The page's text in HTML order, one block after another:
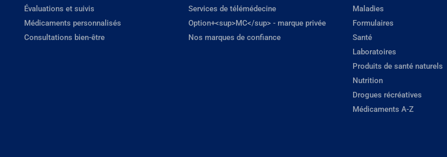
Évaluations et suivis
Médicaments personnalisés
Consultations bien-être
Services de télémédecine
Option+<sup>MC</sup> - marque privée
Nos marques de confiance
Maladies
Formulaires
Santé
Laboratoires
Produits de santé naturels
Nutrition
Drogues récréatives
Médicaments A-Z